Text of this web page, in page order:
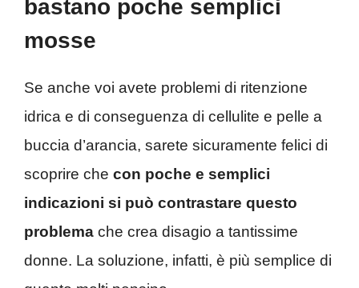
bastano poche semplici
mosse
Se anche voi avete problemi di ritenzione
idrica e di conseguenza di cellulite e pelle a
buccia d’arancia, sarete sicuramente felici di
scoprire che con poche e semplici
indicazioni si può contrastare questo
problema che crea disagio a tantissime
donne. La soluzione, infatti, è più semplice di